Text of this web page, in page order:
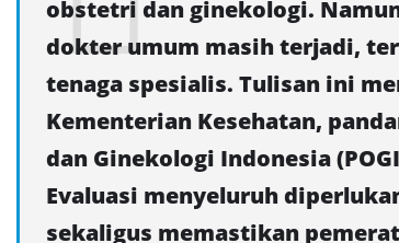
obstetri dan ginekologi.
dokter umum masih terjadi,
tenaga spesialis. Tulisan ini
Kementerian Kesehatan,
dan Ginekologi Indonesia
Evaluasi menyeluruh
sekaligus memastikan